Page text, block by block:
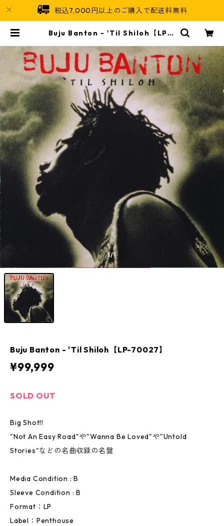
税込7,000円以上のご購入で配送料無料
Buju Banton - 'Til Shiloh【LP-7
1/1
Buju Banton - 'Til Shiloh【LP-70027】
¥99,999
SOLD OUT
Big Shot!!
"Not An Easy Road"や"Wanna Be Loved"や"Untold
Stories"などの名曲収録の名盤
Media Condition : B
Sleeve Condition : B
Format：LP
Label：Penthouse